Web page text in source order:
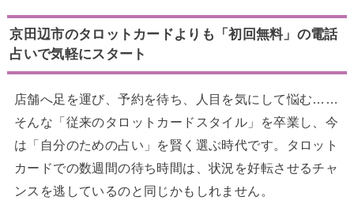
京田辺市のタロットカードよりも「初回無料」の電話
占いで気軽にスタート
店舗へ足を運び、予約を待ち、人目を気にして悩む……
そんな「従来のタロットカードスタイル」を卒業し、今
は「自分のための占い」を賢く選ぶ時代です。タロット
カードでの数週間の待ち時間は、状況を好転させるチャ
ンスを逃しているのと同じかもしれません。